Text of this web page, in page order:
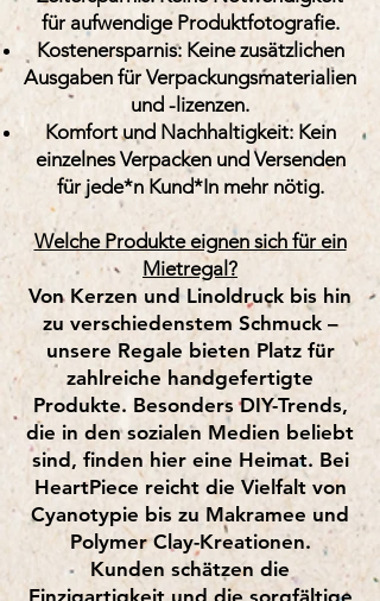
für aufwendige Produktfotografie.
Kostenersparnis: Keine zusätzlichen
Ausgaben für Verpackungsmaterialien
und -lizenzen.
Komfort und Nachhaltigkeit: Kein
einzelnes Verpacken und Versenden
für jede*n Kund*In mehr nötig.
Welche Produkte eignen sich für ein
Mietregal?
Von Kerzen und Linoldruck bis hin
zu verschiedenstem Schmuck –
unsere Regale bieten Platz für
zahlreiche handgefertigte
Produkte. Besonders DIY-Trends,
die in den sozialen Medien beliebt
sind, finden hier eine Heimat. Bei
HeartPiece reicht die Vielfalt von
Cyanotypie bis zu Makramee und
Polymer Clay-Kreationen.
Kunden schätzen die
Einzigartigkeit und die sorgfältige